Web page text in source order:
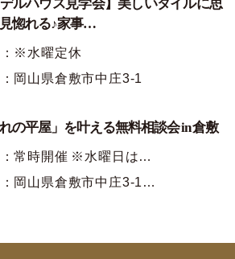
ルハウス見学会】美しいタイルに思
惚れる♪家事…
※水曜定休
岡山県倉敷市中庄3-1
の平屋」を叶える無料相談会 in 倉敷
常時開催 ※水曜日は…
岡山県倉敷市中庄3-1…